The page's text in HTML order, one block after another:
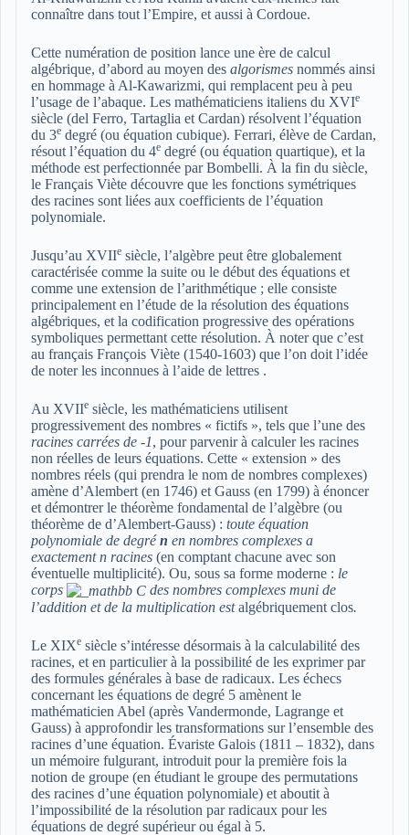
connaître dans tout l’Empire, et aussi à Cordoue.
Cette numération de position lance une ère de calcul
algébrique, d’abord au moyen des algorismes nommés ainsi
en hommage à Al-Kawarizmi, qui remplacent peu à peu
l’usage de l’abaque. Les mathématiciens italiens du XVIe
siècle (del Ferro, Tartaglia et Cardan) résolvent l’équation
du 3e degré (ou équation cubique). Ferrari, élève de Cardan,
résout l’équation du 4e degré (ou équation quartique), et la
méthode est perfectionnée par Bombelli. À la fin du siècle,
le Français Viète découvre que les fonctions symétriques
des racines sont liées aux coefficients de l’équation
polynomiale.
Jusqu’au XVIIe siècle, l’algèbre peut être globalement
caractérisée comme la suite ou le début des équations et
comme une extension de l’arithmétique ; elle consiste
principalement en l’étude de la résolution des équations
algébriques, et la codification progressive des opérations
symboliques permettant cette résolution. À noter que c’est
au français François Viète (1540-1603) que l’on doit l’idée
de noter les inconnues à l’aide de lettres .
Au XVIIe siècle, les mathématiciens utilisent
progressivement des nombres « fictifs », tels que l’une des
racines carrées de -1, pour parvenir à calculer les racines
non réelles de leurs équations. Cette « extension » des
nombres réels (qui prendra le nom de nombres complexes)
amène d’Alembert (en 1746) et Gauss (en 1799) à énoncer
et démontrer le théorème fondamental de l’algèbre (ou
théorème de d’Alembert-Gauss) : toute équation
polynomiale de degrén en nombres complexes a
exactement n racines (en comptant chacune avec son
éventuelle multiplicité). Ou, sous sa forme moderne : le
corps
des nombres complexes muni de
l’addition et de la multiplication estalgébriquement clos.
Le XIXe siècle s’intéresse désormais à la calculabilité des
racines, et en particulier à la possibilité de les exprimer par
des formules générales à base de radicaux. Les échecs
concernant les équations de degré 5 amènent le
mathématicien Abel (après Vandermonde, Lagrange et
Gauss) à approfondir les transformations sur l’ensemble des
racines d’une équation. Évariste Galois (1811 – 1832), dans
un mémoire fulgurant, introduit pour la première fois la
notion de groupe (en étudiant le groupe des permutations
des racines d’une équation polynomiale) et aboutit à
l’impossibilité de la résolution par radicaux pour les
équations de degré supérieur ou égal à 5.